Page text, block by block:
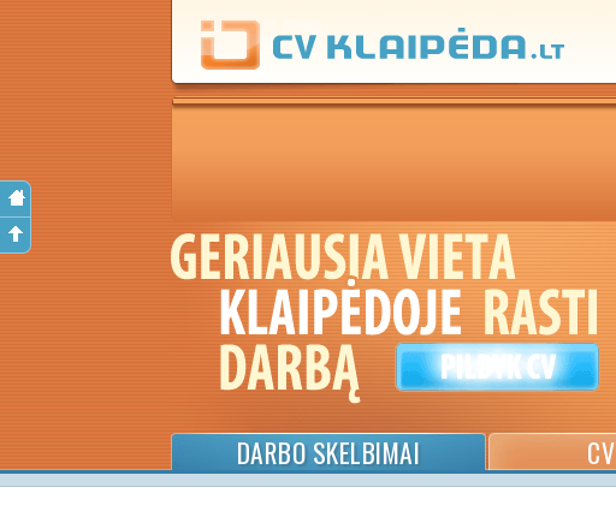
DARBO SKELBIMAI